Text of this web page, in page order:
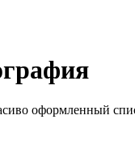
оформленный